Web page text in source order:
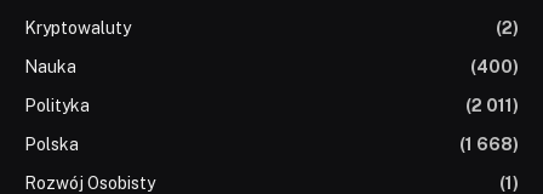
Kryptowaluty
(2)
Nauka
(400)
Polityka
(2 011)
Polska
(1 668)
Rozwój Osobisty
(1)